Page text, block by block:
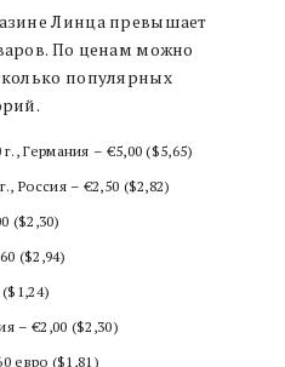
Линца превышает
По ценам можно
популярных
Германия – €5,00 ($5,65)
Россия – €2,50 ($2,82)
($2,30)
($2,94)
– €2,00 ($2,30)
евро ($1,81)